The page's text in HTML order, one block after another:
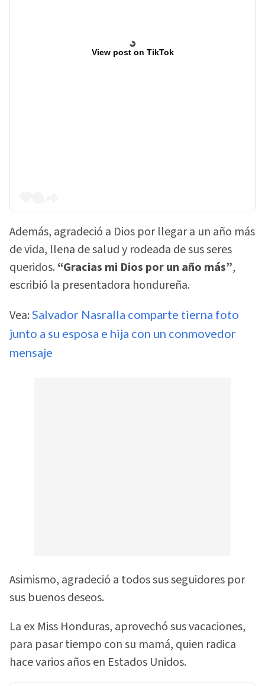
View post on TikTok
Además, agradeció a Dios por llegar a un año más
de vida, llena de salud y rodeada de sus seres
queridos. “Gracias mi Dios por un año más”,
escribió la presentadora hondureña.
Vea: Salvador Nasralla comparte tierna foto
junto a su esposa e hija con un conmovedor
mensaje
Asimismo, agradeció a todos sus seguidores por
sus buenos deseos.
La ex Miss Honduras, aprovechó sus vacaciones,
para pasar tiempo con su mamá, quien radica
hace varios años en Estados Unidos.